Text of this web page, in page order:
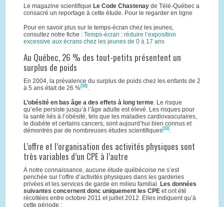
Le magazine scientifique Le Code Chastenayde Télé-Québec a
consacré un reportage à cette étude. Pour le regarder en ligne
Pour en savoir plus sur le temps-écran chez les jeunes,
consultez notre fiche : Temps-écran : réduire l’exposition
excessive aux écrans chez les jeunes de 0 à 17 ans
Au Québec, 26 % des tout-petits présentent un
surplus de poids
En 2004, la prévalence du surplus de poids chez les enfants de 2
à 5 ans était de 26 %[10] .
L’obésité en bas âge a des effets à long terme. Le risque
qu’elle persiste jusqu’à l’âge adulte est élevé. Les risques pour
la santé liés à l’obésité, tels que les maladies cardiovasculaires,
le diabète et certains cancers, sont aujourd’hui bien connus et
démontrés par de nombreuses études scientifiques[11] .
L’offre et l’organisation des activités physiques sont
très variables d’un CPE à l’autre
À notre connaissance, aucune étude québécoise ne s’est
penchée sur l’offre d’activités physiques dans les garderies
privées et les services de garde en milieu familial. Les données
suivantes concernent donc uniquement les CPEet ont été
récoltées entre octobre 2011 et juillet 2012. Elles indiquent qu’à
cette période :